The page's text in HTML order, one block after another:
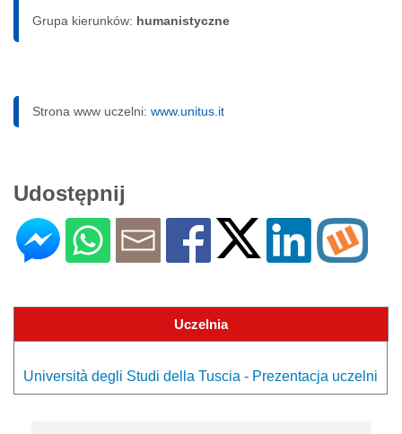
Grupa kierunków: humanistyczne
Strona www uczelni: www.unitus.it
Udostępnij
Uczelnia
Università degli Studi della Tuscia - Prezentacja uczelni